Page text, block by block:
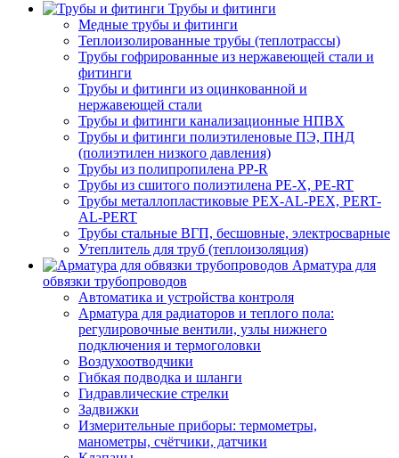
Трубы и фитинги
Медные трубы и фитинги
Теплоизолированные трубы (теплотрассы)
Трубы гофрированные из нержавеющей стали и
фитинги
Трубы и фитинги из оцинкованной и
нержавеющей стали
Трубы и фитинги канализационные НПВХ
Трубы и фитинги полиэтиленовые ПЭ, ПНД
(полиэтилен низкого давления)
Трубы из полипропилена PP-R
Трубы из сшитого полиэтилена PE-X, PE-RT
Трубы металлопластиковые PEX-AL-PEX, PERT-
AL-PERT
Трубы стальные ВГП, бесшовные, электросварные
Утеплитель для труб (теплоизоляция)
Арматура для
обвязки трубопроводов
Автоматика и устройства контроля
Арматура для радиаторов и теплого пола:
регулировочные вентили, узлы нижнего
подключения и термоголовки
Воздухоотводчики
Гибкая подводка и шланги
Гидравлические стрелки
Задвижки
Измерительные приборы: термометры,
манометры, счётчики, датчики